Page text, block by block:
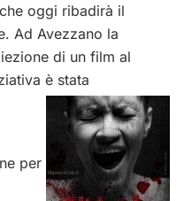
oggi ribadirà il
Ad Avezzano la
di un film al
è stata
per